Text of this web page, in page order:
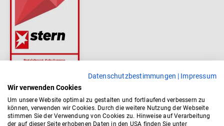
Datenschutzbestimmungen | Impressum
Wir verwenden Cookies
Um unsere Website optimal zu gestalten und fortlaufend verbessern zu
können, verwenden wir Cookies. Durch die weitere Nutzung der Webseite
stimmen Sie der Verwendung von Cookies zu. Hinweise auf Verarbeitung
der auf dieser Seite erhobenen Daten in den USA finden Sie unter